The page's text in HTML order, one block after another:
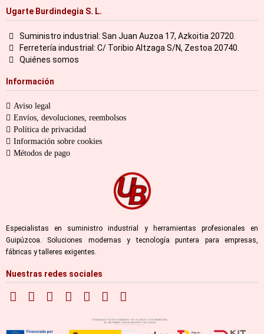
Ugarte Burdindegia S. L.
Suministro industrial: San Juan Auzoa 17, Azkoitia 20720.
Ferretería industrial: C/ Toribio Altzaga S/N, Zestoa 20740.
Quiénes somos
Información
Aviso legal
Envíos, devoluciones, reembolsos
Política de privacidad
Información sobre cookies
Métodos de pago
Especialistas en suministro industrial y herramientas profesionales en
Guipúzcoa. Soluciones modernas y tecnología puntera para empresas,
fábricas y talleres exigentes.
Nuestras redes sociales